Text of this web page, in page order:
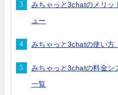
みちゃっと3chatのメリッ
ュー
みちゃっと3chatの使い方
みちゃっと3chatの料金シ
一覧